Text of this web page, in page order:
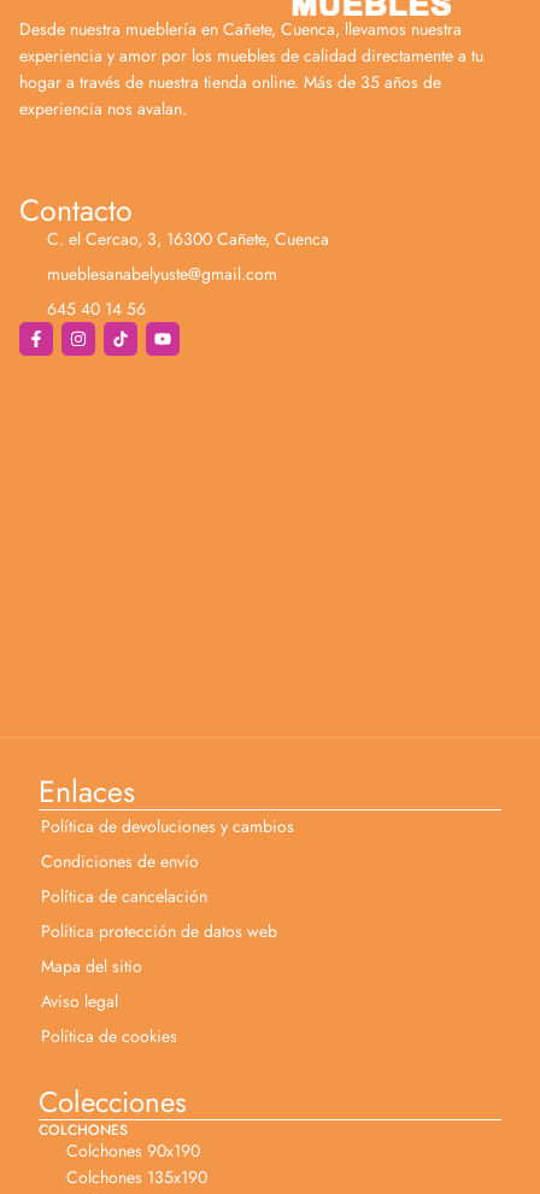
Desde nuestra mueblería en Cañete, Cuenca, llevamos nuestra
experiencia y amor por los muebles de calidad directamente a tu
hogar a través de nuestra tienda online. Más de 35 años de
experiencia nos avalan.
Contacto
C. el Cercao, 3, 16300 Cañete, Cuenca
mueblesanabelyuste@gmail.com
645 40 14 56
Enlaces
Política de devoluciones y cambios
Condiciones de envío
Política de cancelación
Política protección de datos web
Mapa del sitio
Aviso legal
Política de cookies
Colecciones
COLCHONES
Colchones 90x190
Colchones 135x190